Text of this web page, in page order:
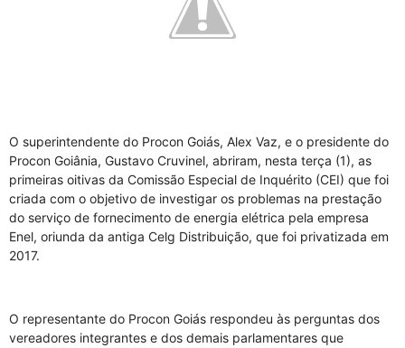
O superintendente do Procon Goiás, Alex Vaz, e o presidente do
Procon Goiânia, Gustavo Cruvinel, abriram, nesta terça (1), as
primeiras oitivas da Comissão Especial de Inquérito (CEI) que foi
criada com o objetivo de investigar os problemas na prestação
do serviço de fornecimento de energia elétrica pela empresa
Enel, oriunda da antiga Celg Distribuição, que foi privatizada em
2017.
O representante do Procon Goiás respondeu às perguntas dos
vereadores integrantes e dos demais parlamentares que